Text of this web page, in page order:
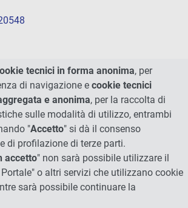
tecnici in forma anonima, per
di navigazione e cookie tecnici
e anonima, per la raccolta di
sulle modalità di utilizzo, entrambi
"Accetto" si dà il consenso
di profilazione di terze parti.
accetto" non sarà possibile utilizzare il
o altri servizi che utilizzano cookie
sarà possibile continuare la